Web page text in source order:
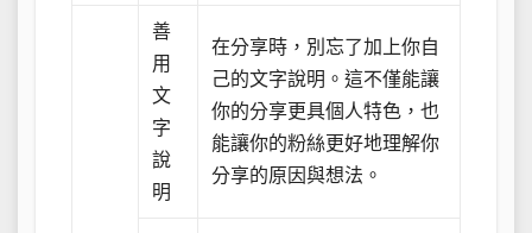
善
用
文
字
說
明
在分享時，別忘了加上你自
己的文字說明。這不僅能讓
你的分享更具個人特色，也
能讓你的粉絲更好地理解你
分享的原因與想法。